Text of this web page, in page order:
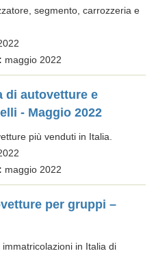
segmento, carrozzeria e
maggio 2022
di autovetture e
- Maggio 2022
più venduti in Italia.
maggio 2022
per gruppi –
in Italia di